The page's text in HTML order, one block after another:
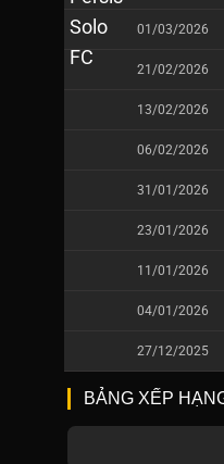
01/03/2026
21/02/2026
13/02/2026
06/02/2026
31/01/2026
23/01/2026
11/01/2026
04/01/2026
27/12/2025
BẢNG XẾP